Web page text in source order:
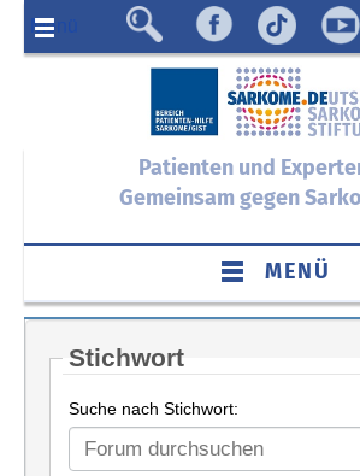
Menü
Patienten und
Gemeinsam gegen
MENÜ
Stichwort
Suche nach Stichwort: